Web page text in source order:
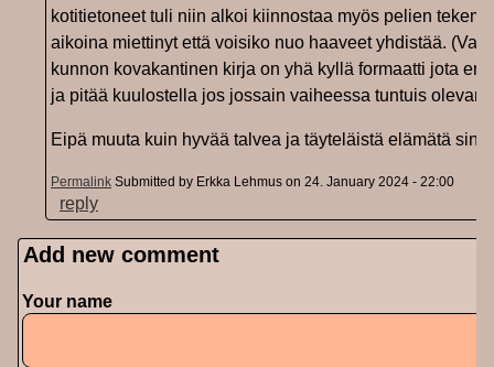
kotitietoneet tuli niin alkoi kiinnostaa myös pelien
aikoina miettinyt että voisiko nuo haaveet yhdistää.
kunnon kovakantinen kirja on yhä kyllä formaatti jota
ja pitää kuulostella jos jossain vaiheessa tuntuis olevan
Eipä muuta kuin hyvää talvea ja täyteläistä elämätä
Permalink Submitted by Erkka Lehmus on 24. January 2024 - 22:00
reply
Add new comment
Your name